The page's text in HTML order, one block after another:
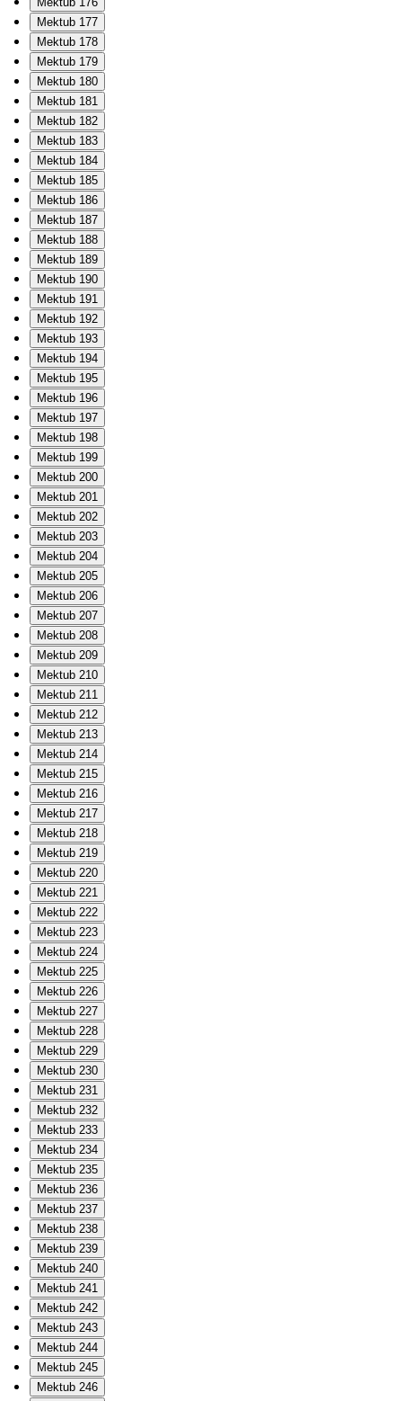
Mektub 177
Mektub 178
Mektub 179
Mektub 180
Mektub 181
Mektub 182
Mektub 183
Mektub 184
Mektub 185
Mektub 186
Mektub 187
Mektub 188
Mektub 189
Mektub 190
Mektub 191
Mektub 192
Mektub 193
Mektub 194
Mektub 195
Mektub 196
Mektub 197
Mektub 198
Mektub 199
Mektub 200
Mektub 201
Mektub 202
Mektub 203
Mektub 204
Mektub 205
Mektub 206
Mektub 207
Mektub 208
Mektub 209
Mektub 210
Mektub 211
Mektub 212
Mektub 213
Mektub 214
Mektub 215
Mektub 216
Mektub 217
Mektub 218
Mektub 219
Mektub 220
Mektub 221
Mektub 222
Mektub 223
Mektub 224
Mektub 225
Mektub 226
Mektub 227
Mektub 228
Mektub 229
Mektub 230
Mektub 231
Mektub 232
Mektub 233
Mektub 234
Mektub 235
Mektub 236
Mektub 237
Mektub 238
Mektub 239
Mektub 240
Mektub 241
Mektub 242
Mektub 243
Mektub 244
Mektub 245
Mektub 246